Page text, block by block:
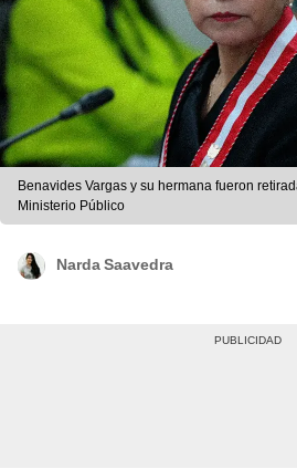
Benavides Vargas y su hermana fueron
Ministerio Público
Narda Saavedra